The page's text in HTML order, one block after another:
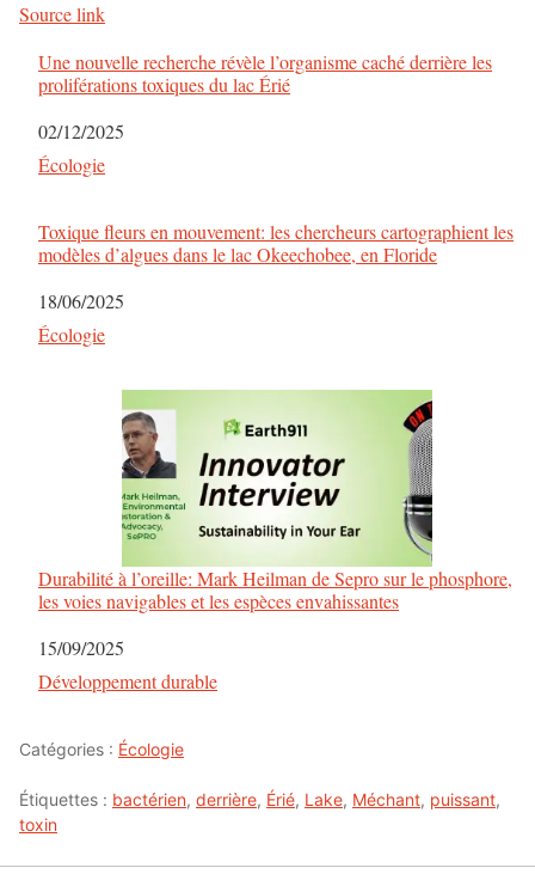
Source link
Une nouvelle recherche révèle l’organisme caché derrière les
proliférations toxiques du lac Érié
Date
02/12/2025
Par rapport à
Écologie
Toxique fleurs en mouvement: les chercheurs cartographient les
modèles d’algues dans le lac Okeechobee, en Floride
Date
18/06/2025
Par rapport à
Écologie
Durabilité à l’oreille: Mark Heilman de Sepro sur le phosphore,
les voies navigables et les espèces envahissantes
Date
15/09/2025
Par rapport à
Développement durable
Catégories : Écologie
Étiquettes : bactérien, derrière, Érié, Lake, Méchant, puissant,
toxin